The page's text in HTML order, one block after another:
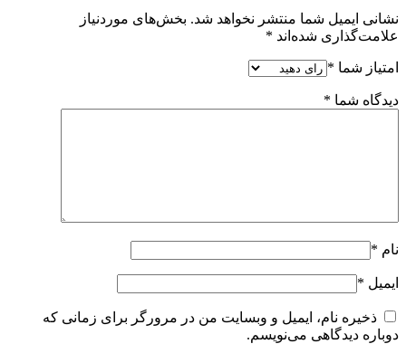
نشانی ایمیل شما منتشر نخواهد شد. بخش‌های موردنیاز
علامت‌گذاری شده‌اند *
امتیاز شما *
دیدگاه شما *
نام *
ایمیل *
ذخیره نام، ایمیل و وبسایت من در مرورگر برای زمانی که
دوباره دیدگاهی می‌نویسم.